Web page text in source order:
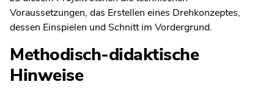
Voraussetzungen, das Erstellen eines Drehkonzeptes,
dessen Einspielen und Schnitt im Vordergrund.
Methodisch-didaktische
Hinweise